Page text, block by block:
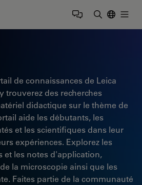
de connaissances de Leica
trouverez des recherches
didactique sur le thème de
aide les débutants, les
et les scientifiques dans leur
expériences. Explorez les
et les notes d'application,
la microscopie ainsi que les
Faites partie de la communauté